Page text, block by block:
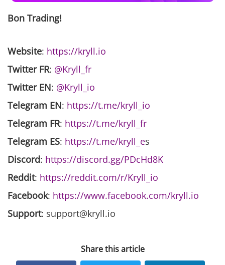
Bon Trading!
Website: https://kryll.io
Twitter FR: @Kryll_fr
Twitter EN: @Kryll_io
Telegram EN: https://t.me/kryll_io
Telegram FR: https://t.me/kryll_fr
Telegram ES: https://t.me/kryll_es
Discord: https://discord.gg/PDcHd8K
Reddit: https://reddit.com/r/Kryll_io
Facebook: https://www.facebook.com/kryll.io
Support: support@kryll.io
Share this article